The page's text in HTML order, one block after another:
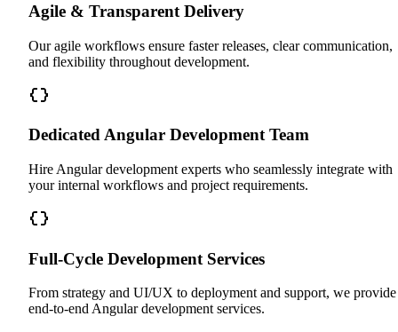
Agile & Transparent Delivery
Our agile workflows ensure faster releases, clear communication,
and flexibility throughout development.
Dedicated Angular Development Team
Hire Angular development experts who seamlessly integrate with
your internal workflows and project requirements.
Full-Cycle Development Services
From strategy and UI/UX to deployment and support, we provide
end-to-end Angular development services.